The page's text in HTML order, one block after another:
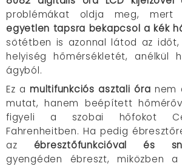
problémákat oldja meg, mert
egyetlen tapsra bekapcsol a kék
sötétben is azonnal látod az
helyiség hőmérsékletét, anélkül
ágyból.
Ez amultifunkciós asztali óra nem
mutat, hanem beépített
figyeli a szobai hőfokot
Fahrenheitben. Ha pedig
az ébresztőfunkcióval és
gyengéden ébreszt, miközben